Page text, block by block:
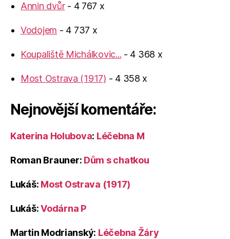
Annin dvůr- 4 767 x
Vodojem - 4 737 x
Koupaliště Michálkovic... - 4 368 x
Most Ostrava (1917) - 4 358 x
Nejnovější komentáře:
Katerina Holubova: Léčebna M
Roman Brauner: Dům s chatkou
Lukáš: Most Ostrava (1917)
Lukáš:Vodárna P
Martin Modrianský: Léčebna Žáry